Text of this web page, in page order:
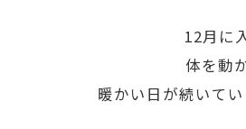
12月に
体を動
暖かい日が続いて